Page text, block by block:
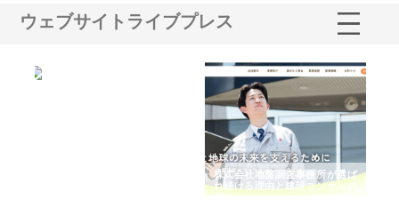
ウェブサイトライブプレス
株式会社地盤調査事務所が選ば
れ続ける理由と建設コンサルの
強み